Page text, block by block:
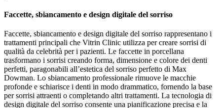
Faccette, sbiancamento e design digitale del sorriso
Faccette, sbiancamento e design digitale del sorriso rappresentano i
trattamenti principali che Vitrin Clinic utilizza per creare sorrisi di
qualità da celebrità per i pazienti. Le faccette in porcellana
trasformano i sorrisi creando forma, dimensione e colore dei denti
perfetti, paragonabili all’estetica del sorriso perfetto di Max
Dowman. Lo sbiancamento professionale rimuove le macchie
profonde e schiarisce i denti in modo drammatico, fornendo la base
per sorrisi attraenti o completando altri trattamenti. La tecnologia di
design digitale del sorriso consente una pianificazione precisa e la